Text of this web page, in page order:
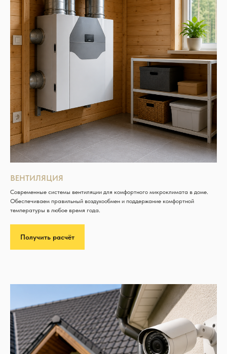
ВЕНТИЛЯЦИЯ
Современные системы вентиляции для комфортного микроклимата в доме.
Обеспечиваем правильный воздухообмен и поддержание комфортной
температуры в любое время года.
Получить расчёт